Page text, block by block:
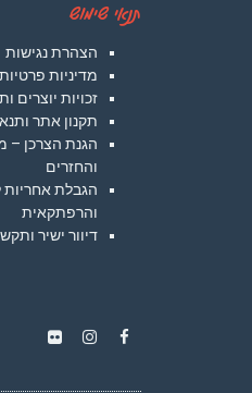
תנאי שימוש
הצהרת נגישות
מדיניות
זכויות יוצרים
תקנון אתר
הגנת הצרכן –
והחזרים
הגבלת אחריות
והרפתקאית
דיוור ישיר